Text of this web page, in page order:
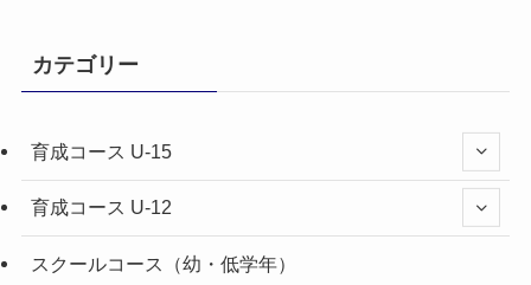
カテゴリー
育成コース U-15
育成コース U-12
スクールコース（幼・低学年）